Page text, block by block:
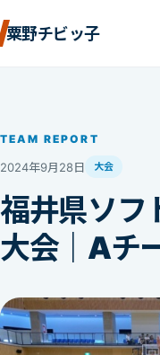
粟野チビッ子
TEAM REPORT
2024年9月28日 大会
福井県ソフ
大会｜Aチ